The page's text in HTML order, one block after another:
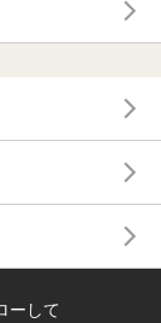
ーして